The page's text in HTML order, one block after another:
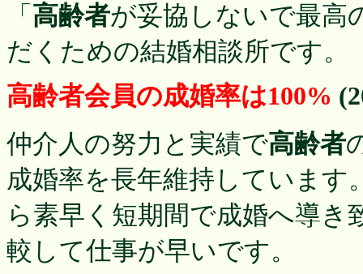
「 高齢者が妥協しないで最高
だくための結婚相談所です。
高齢者会員の成婚率は100%
仲介人の努力と実績で高齢者
成婚率を長年維持しています
ら素早く短期間で成婚へ導き
較して仕事が早いです。